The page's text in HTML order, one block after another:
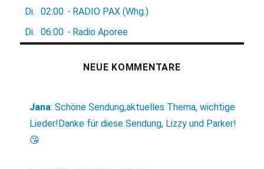
Di.
02:00 - RADIO PAX (Whg.)
Di.
06:00 - Radio Aporee
NEUE KOMMENTARE
Jana:Schöne Sendung,aktuelles Thema, wichtige
Lieder!Danke für diese Sendung, Lizzy und Parker!
😘